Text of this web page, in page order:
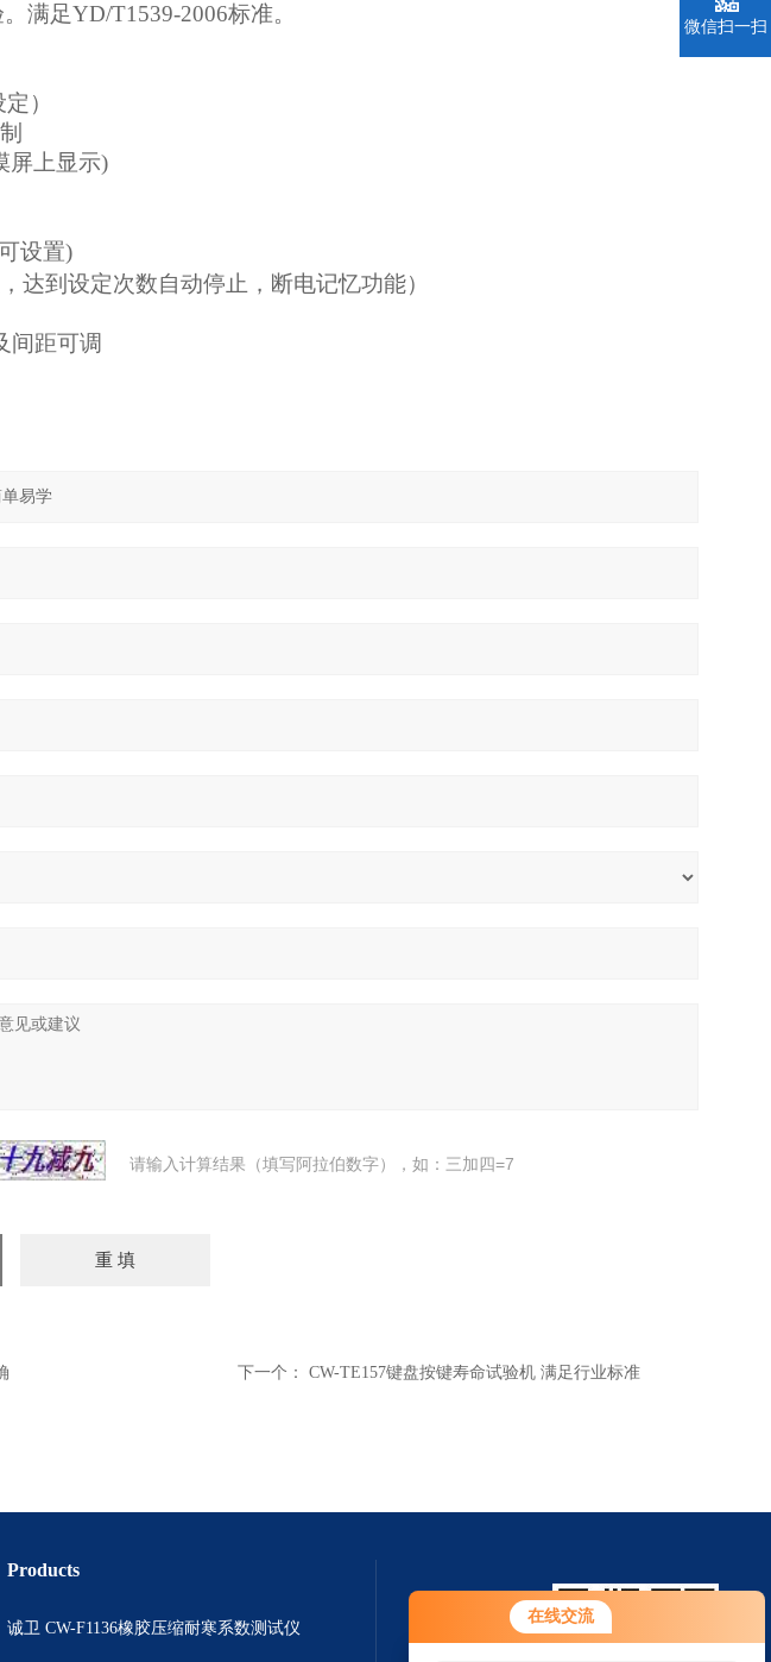
在线交流
满足YD/T1539-2006标准。
）
屏上显示)
设置)
达到设定次数自动停止，断电记忆功能）
间距可调
请输入计算结果（填写阿拉伯数字），如：三加四=7
下一个： CW-TE157键盘按键寿命试验机 满足行业标准
Products
诚卫 CW-F1136橡胶压缩耐寒系数测试仪
微信扫一扫